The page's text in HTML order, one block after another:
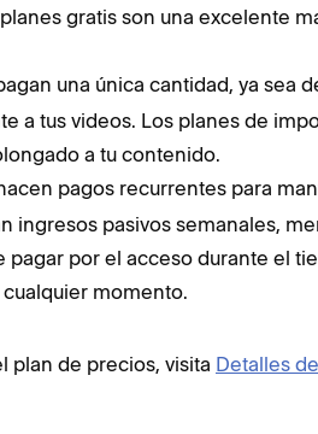
gratis son una excelente
una única cantidad, ya sea
a tus videos. Los planes de
a tu contenido.
pagos recurrentes para
ingresos pasivos semanales,
pagar por el acceso durante el
momento.
plan de precios, visita Detalles